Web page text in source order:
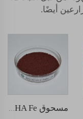
أيضًا.
مسحوق EDDHA Fe